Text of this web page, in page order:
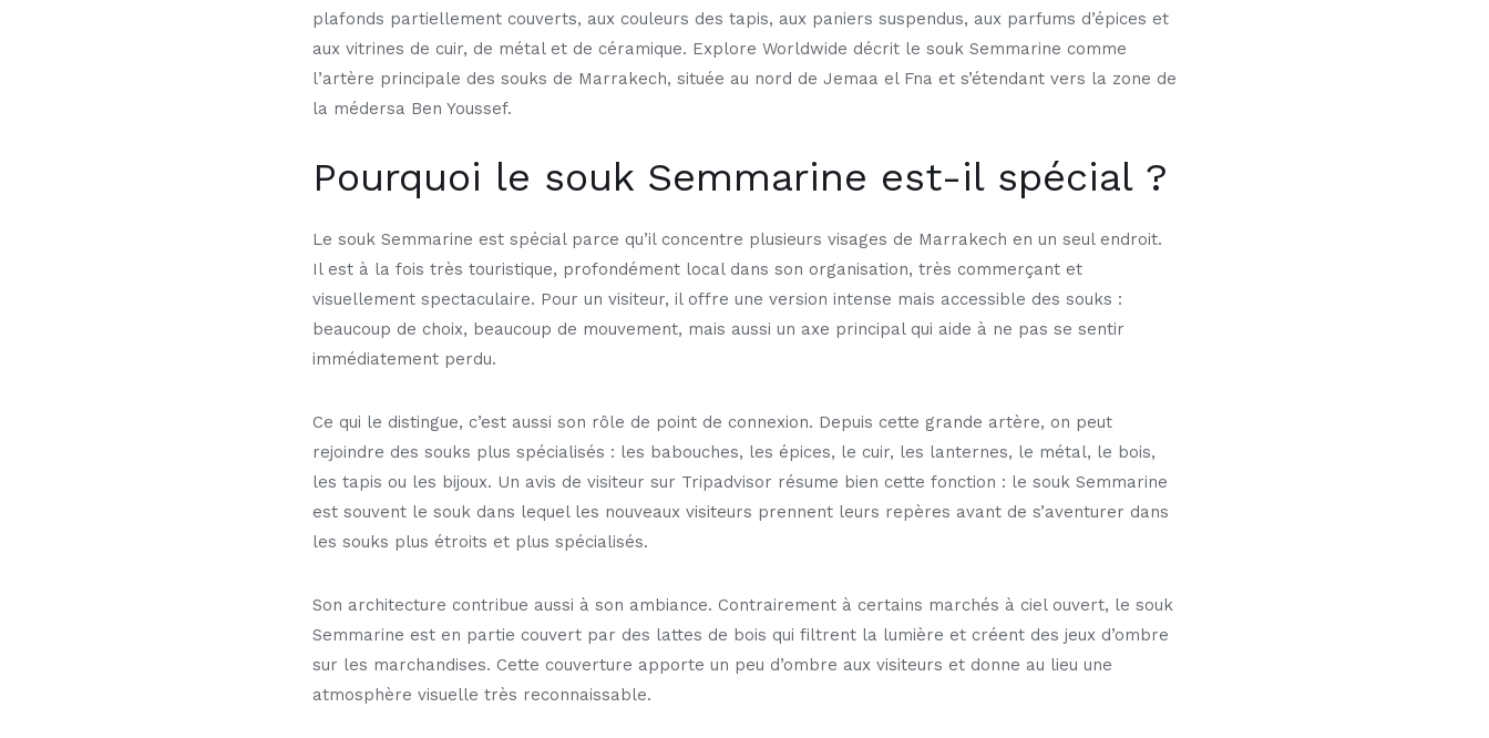
plafonds partiellement couverts, aux couleurs des tapis, aux paniers suspendus, aux parfums d’épices et
aux vitrines de cuir, de métal et de céramique. Explore Worldwide décrit le souk Semmarine comme
l’artère principale des souks de Marrakech, située au nord de Jemaa el Fna et s’étendant vers la zone de
la médersa Ben Youssef.
Pourquoi le souk Semmarine est-il spécial ?
Le souk Semmarine est spécial parce qu’il concentre plusieurs visages de Marrakech en un seul endroit.
Il est à la fois très touristique, profondément local dans son organisation, très commerçant et
visuellement spectaculaire. Pour un visiteur, il offre une version intense mais accessible des souks :
beaucoup de choix, beaucoup de mouvement, mais aussi un axe principal qui aide à ne pas se sentir
immédiatement perdu.
Ce qui le distingue, c’est aussi son rôle de point de connexion. Depuis cette grande artère, on peut
rejoindre des souks plus spécialisés : les babouches, les épices, le cuir, les lanternes, le métal, le bois,
les tapis ou les bijoux. Un avis de visiteur sur Tripadvisor résume bien cette fonction : le souk Semmarine
est souvent le souk dans lequel les nouveaux visiteurs prennent leurs repères avant de s’aventurer dans
les souks plus étroits et plus spécialisés.
Son architecture contribue aussi à son ambiance. Contrairement à certains marchés à ciel ouvert, le souk
Semmarine est en partie couvert par des lattes de bois qui filtrent la lumière et créent des jeux d’ombre
sur les marchandises. Cette couverture apporte un peu d’ombre aux visiteurs et donne au lieu une
atmosphère visuelle très reconnaissable.